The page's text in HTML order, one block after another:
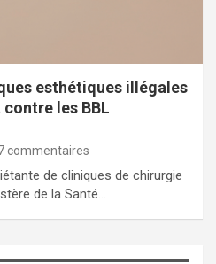
esthétiques illégales
les BBL
commentaires
de cliniques de chirurgie
de la Santé…